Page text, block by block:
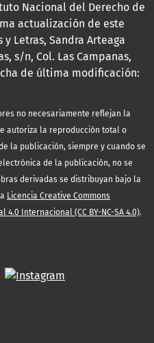
Nacional del Derecho de
actualización de este
Letras, Sandra Arteaga
s/n, Col. Las Campanas,
de última modificación:
no necesariamente reflejan la
autoriza la reproducción total o
la publicación, siempre y cuando se
de la publicación, no se
derivadas se distribuyan bajo la
Licencia Creative Commons
Internacional (CC BY-NC-SA 4.0).